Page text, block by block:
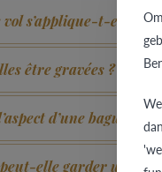
vol s’applique-t-elle ?
être gravées ?
d’une bague
elle garder un